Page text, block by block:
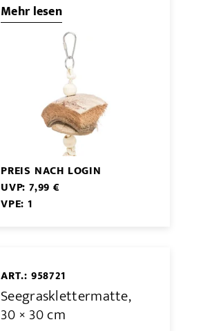
Mehr lesen
PREIS NACH LOGIN
UVP: 7,99 €
VPE: 1
ART.: 958721
Seegrasklettermatte,
30 × 30 cm